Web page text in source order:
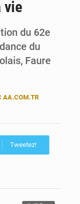
Togo : 300 000 tonnes visées pour la filière soja bio
vie
du 62e
du
Faure
AA.COM.TR
Tweetez!